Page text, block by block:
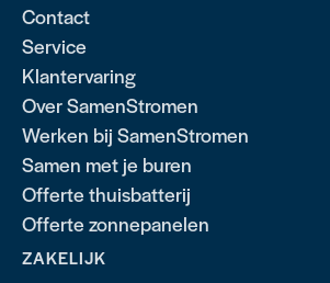
Contact
Service
Klantervaring
Over SamenStromen
Werken bij SamenStromen
Samen met je buren
Offerte thuisbatterij
Offerte zonnepanelen
ZAKELIJK